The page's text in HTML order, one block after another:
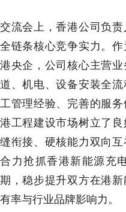
交流会上，香港公司负
全链条核心竞争实力。
港央企，公司核心主营
道、机电、设备安装全
工管理经验、完善的服
港工程建设市场树立了
缝衔接、硬核能力双向
合力抢抓香港新能源充
期，稳步提升双方在港
有率与行业品牌影响力。